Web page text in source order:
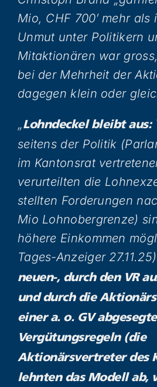
Mio, CHF 700′ mehr als
Unmut unter Politikern
Mitaktionären war
bei der Mehrheit der
dagegen klein oder
„Lohndeckel bleibt aus:
seitens der Politik
im Kantonsrat
verurteilten die
stellten Forderungen
Mio Lohnobergrenze)
höhere Einkommen
Tages-Anzeiger
neuen-, durch den VR
und durch die
einer a. o. GV
Vergütungsregeln (die
Aktionärsvertreter des
lehnten das Modell ab,